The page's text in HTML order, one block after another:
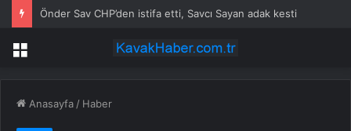
Önder Sav CHP’den istifa etti, Savcı Sayan adak kesti
Menü
Anasayfa / Haber